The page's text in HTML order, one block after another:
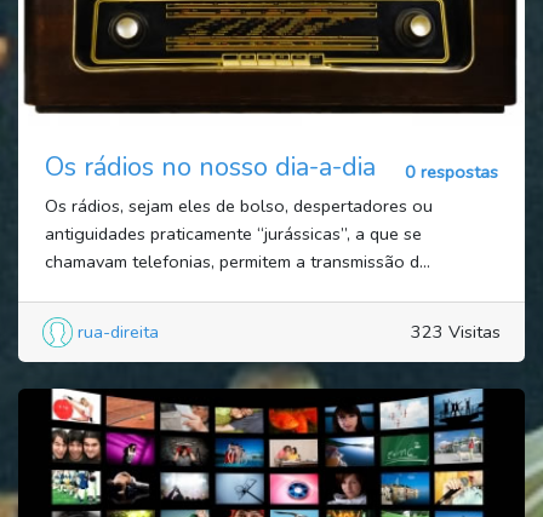
Os rádios no nosso dia-a-dia
0 respostas
Os rádios, sejam eles de bolso, despertadores ou
antiguidades praticamente “jurássicas”, a que se
chamavam telefonias, permitem a transmissão d...
rua-direita 323 Visitas